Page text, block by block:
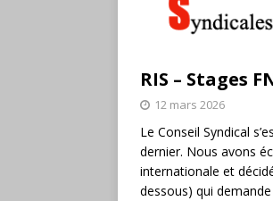
RIS – Stages
12 mars 2026
Le Conseil Syndical
dernier. Nous avons
internationale et
dessous) qui